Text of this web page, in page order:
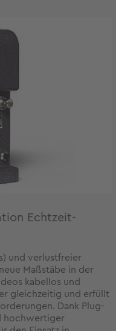
Echtzeit-
und verlustfreier
Maßstäbe in der
kabellos und
gleichzeitig und erfüllt
Dank Plug-
hochwertiger